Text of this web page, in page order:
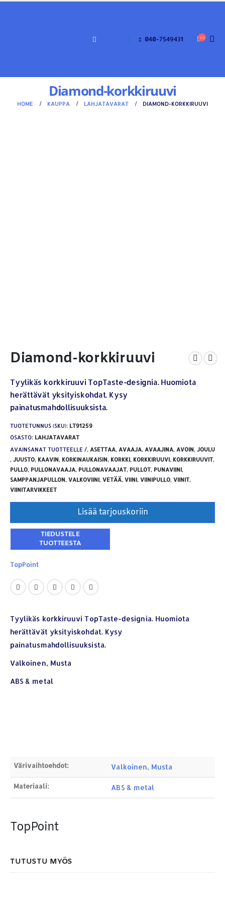
040-7549431
Diamond-korkkiruuvi
HOME KAUPPA LAHJATAVARAT DIAMOND-KORKKIRUUVI
Diamond-korkkiruuvi
Tyylikäs korkkiruuvi TopTaste-designia. Huomiota
herättävät yksityiskohdat. Kysy
painatusmahdollisuuksista.
TUOTETUNNUS (SKU): LT91259
OSASTO: LAHJATAVARAT
AVAINSANAT TUOTTEELLE /, ASETTAA, AVAAJA, AVAAJINA, AVOIN, JOULU
, JUUSTO, KAAVIN, KORKINAUKAISIN, KORKKI, KORKKIRUUVI, KORKKIRUUVIT,
PULLO, PULLONAVAAJA, PULLONAVAAJAT, PULLOT, PUNAVIINI,
SAMPPANJAPULLON, VALKOVIINI, VETÄÄ, VIINI, VIINIPULLO, VIINIT,
VIINITARVIKKEET
Lisää tarjouskoriin
TopPoint
Tyylikäs korkkiruuvi TopTaste-designia. Huomiota
herättävät yksityiskohdat. Kysy
painatusmahdollisuuksista.
Valkoinen, Musta
ABS & metal
Värivaihtoehdot: Valkoinen, Musta
Materiaali: ABS & metal
TopPoint
TUTUSTU MYÖS
YHTEYSTIEDOT
Sähköposti: royal.yrityslahjat@gmail.com
ETSI TUOTTEITA
Products
MAKSUTAPAMME: